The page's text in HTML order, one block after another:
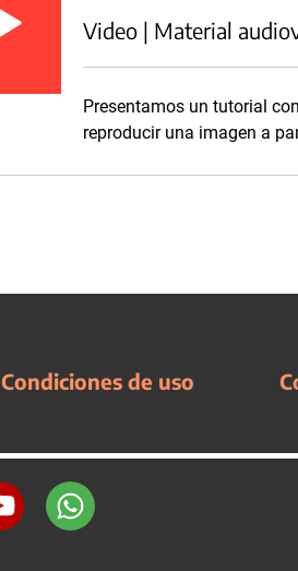
Video | Material
Presentamos un tutorial
reproducir una imagen a
Condiciones de uso